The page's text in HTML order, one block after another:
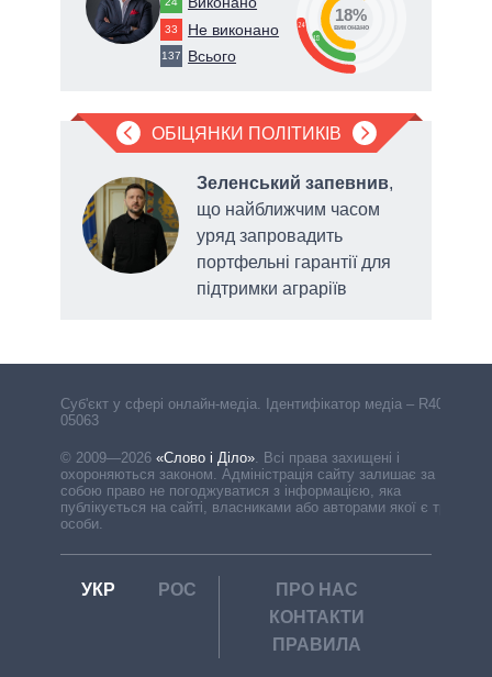
33 Не виконано
137 Всього
24
18
18%
виконано
ОБІЦЯНКИ ПОЛІТИКІВ
Зеленський запевнив,
що найближчим часом
уряд запровадить
портфельні гарантії для
підтримки аграріїв
Cуб'єкт у сфері онлайн-медіа. Ідентифікатор медіа – R40-
05063
© 2009—2026 «Слово і Діло». Всі права захищені і
охороняються законом. Адміністрація сайту залишає за
собою право не погоджуватися з інформацією, яка
публікується на сайті, власниками або авторами якої є треті
особи.
УКР РОС
ПРО НАС
КОНТАКТИ
ПРАВИЛА